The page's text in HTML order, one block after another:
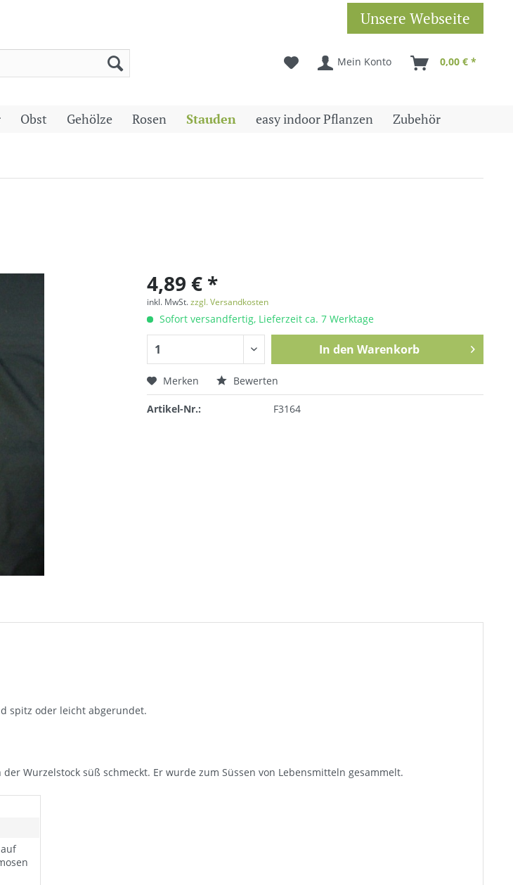
Unsere Webseite
Mein Konto 0,00 € *
Obst Gehölze Rosen Stauden easy indoor Pflanzen Zubehör
4,89 € *
inkl. MwSt.zzgl. Versandkosten
Sofort versandfertig, Lieferzeit ca. 7 Werktage
In den Warenkorb
Merken Bewerten
Artikel-Nr.: F3164
spitz oder leicht abgerundet.
Wurzelstock süß schmeckt. Er wurde zum Süssen von Lebensmitteln gesammelt.